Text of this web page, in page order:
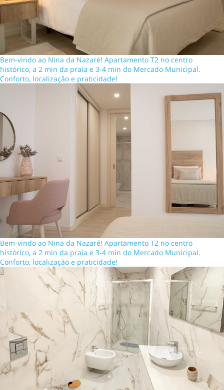
Bem-vindo ao Nina da Nazaré! Apartamento T2 no centro
histórico, a 2 min da praia e 3-4 min do Mercado Municipal.
Conforto, localização e praticidade!
Bem-vindo ao Nina da Nazaré! Apartamento T2 no centro
histórico, a 2 min da praia e 3-4 min do Mercado Municipal.
Conforto, localização e praticidade!